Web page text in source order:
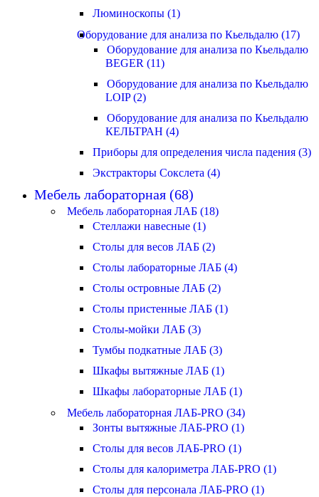
Люминоскопы (1)
Оборудование для анализа по Кьельдалю (17)
Оборудование для анализа по Кьельдалю
BEGER (11)
Оборудование для анализа по Кьельдалю
LOIP (2)
Оборудование для анализа по Кьельдалю
КЕЛЬТРАН (4)
Приборы для определения числа падения (3)
Экстракторы Сокслета (4)
Мебель лабораторная (68)
Мебель лабораторная ЛАБ (18)
Стеллажи навесные (1)
Столы для весов ЛАБ (2)
Столы лабораторные ЛАБ (4)
Столы островные ЛАБ (2)
Столы пристенные ЛАБ (1)
Столы-мойки ЛАБ (3)
Тумбы подкатные ЛАБ (3)
Шкафы вытяжные ЛАБ (1)
Шкафы лабораторные ЛАБ (1)
Мебель лабораторная ЛАБ-PRO (34)
Зонты вытяжные ЛАБ-PRO (1)
Столы для весов ЛАБ-PRO (1)
Столы для калориметра ЛАБ-PRO (1)
Столы для персонала ЛАБ-PRO (1)